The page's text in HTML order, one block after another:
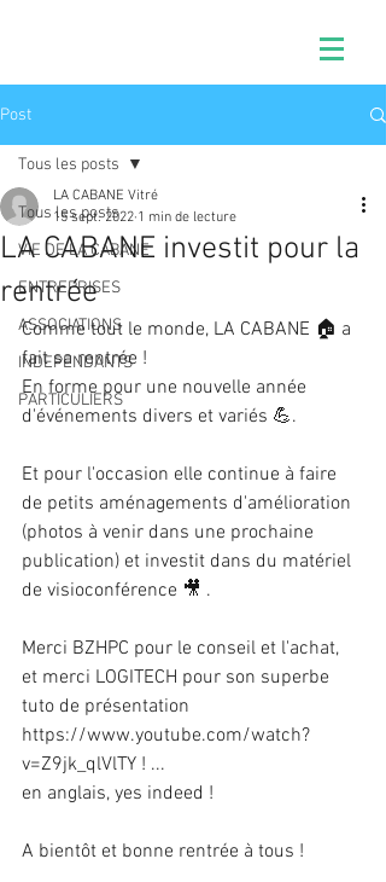
Post
Tous les posts
VIE DE LA CABANE
ENTREPRISES
ASSOCIATIONS
INDEPENDANTS
PARTICULIERS
Tous les posts
LA CABANE investit pour la
rentrée
LA CABANE Vitré
15 sept. 2022 1 min de lecture
Comme tout le monde, LA CABANE 🏠 a
fait sa rentrée !
En forme pour une nouvelle année
d'événements divers et variés 💪.
Et pour l'occasion elle continue à faire
de petits aménagements d'amélioration
(photos à venir dans une prochaine
publication) et investit dans du matériel
de visioconférence 🎥 .
Merci BZHPC pour le conseil et l'achat,
et merci LOGITECH pour son superbe
tuto de présentation
https://www.youtube.com/watch?
v=Z9jk_qlVlTY ! ...
en anglais, yes indeed !
A bientôt et bonne rentrée à tous !